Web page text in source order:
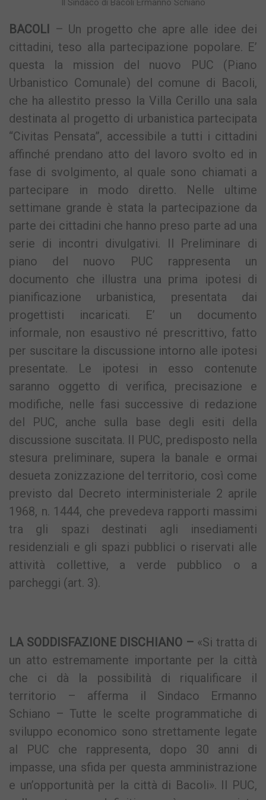
Il Sindaco di Bacoli Ermanno Schiano
BACOLI
– Un progetto che apre alle idee dei
cittadini, teso alla partecipazione popolare. E’
questa la mission del nuovo PUC (Piano
Urbanistico Comunale) del comune di Bacoli,
che ha allestito presso la Villa Cerillo una sala
destinata al progetto di urbanistica partecipata
“Civitas Pensata”, accessibile a tutti i cittadini
affinché prendano atto del lavoro svolto ed in
fase di svolgimento, al quale sono chiamati a
partecipare in modo diretto. Nelle ultime
settimane grande è stata la partecipazione da
parte dei cittadini che hanno preso parte ad una
serie di incontri divulgativi. Il Preliminare di
piano del nuovo PUC rappresenta un
documento che illustra una prima ipotesi di
pianificazione urbanistica, presentata dai
progettisti incaricati. E’ un documento
informale, non esaustivo né prescrittivo, fatto
per suscitare la discussione intorno alle ipotesi
presentate. Le ipotesi in esso contenute
saranno oggetto di verifica, precisazione e
modifiche, nelle fasi successive di redazione
del PUC, anche sulla base degli esiti della
discussione suscitata. Il PUC, predisposto nella
stesura preliminare, supera la banale e ormai
desueta zonizzazione del territorio, così come
previsto dal Decreto interministeriale 2 aprile
1968, n. 1444, che prevedeva rapporti massimi
tra gli spazi destinati agli insediamenti
residenziali e gli spazi pubblici o riservati alle
attività collettive, a verde pubblico o a
parcheggi (art. 3).
LA SODDISFAZIONE DISCHIANO – «Si tratta di
un atto estremamente importante per la città
che ci dà la possibilità di riqualificare il
territorio – afferma il Sindaco Ermanno
Schiano – Tutte le scelte programmatiche di
sviluppo economico sono strettamente legate
al PUC che rappresenta, dopo 30 anni di
impasse, una sfida per questa amministrazione
e un’opportunità per la città di Bacoli». Il PUC,